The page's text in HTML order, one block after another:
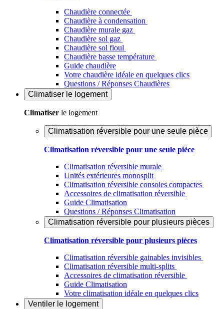
Chaudière connectée
Chaudière à condensation
Chaudière murale gaz
Chaudière sol gaz
Chaudière sol fioul
Chaudière basse température
Guide chaudière
Votre chaudière idéale en quelques clics
Questions / Réponses Chaudières
Climatiser le logement
Climatiser le logement
Climatisation réversible pour une seule pièce
Climatisation réversible pour une seule pièce
Climatisation réversible murale
Unités extérieures monosplit
Climatisation réversible consoles compactes
Accessoires de climatisation réversible
Guide Climatisation
Questions / Réponses Climatisation
Climatisation réversible pour plusieurs pièces
Climatisation réversible pour plusieurs pièces
Climatisation réversible gainables invisibles
Climatisation réversible multi-splits
Accessoires de climatisation réversible
Guide Climatisation
Votre climatisation idéale en quelques clics
Ventiler le logement